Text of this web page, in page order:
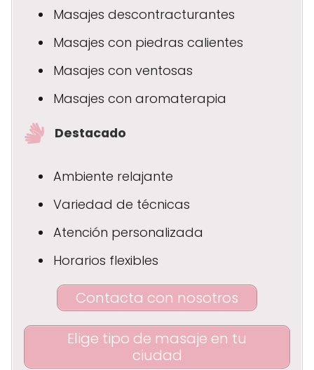
Masajes descontracturantes
Masajes con piedras calientes
Masajes con ventosas
Masajes con aromaterapia
Destacado
Ambiente relajante
Variedad de técnicas
Atención personalizada
Horarios flexibles
Contacta con nosotros
Elige tipo de masaje en tu
ciudad